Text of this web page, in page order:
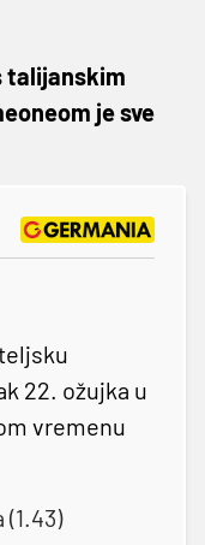
talijanskim
je sve
22. ožujka u
vremenu
(1.43)